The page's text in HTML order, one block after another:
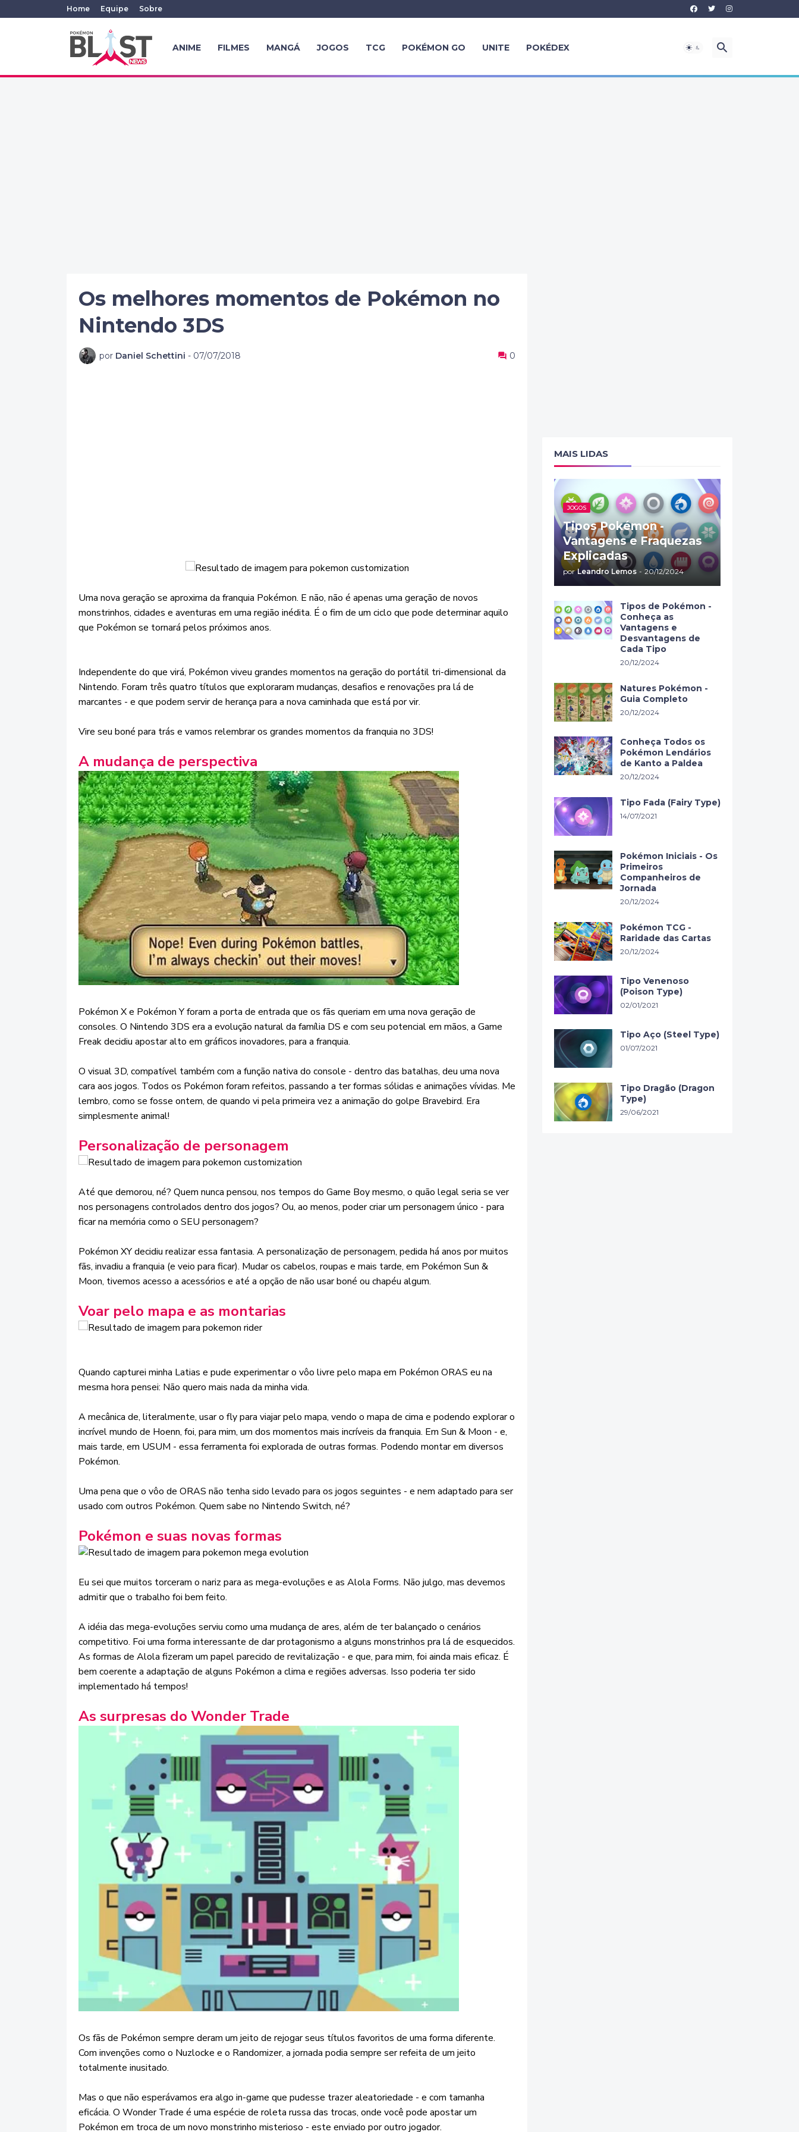
Home Equipe Sobre
ANIME FILMES MANGÁ JOGOS TCG POKÉMON GO UNITE POKÉDEX
Os melhores momentos de Pokémon no
Nintendo 3DS
por Daniel Schettini - 07/07/2018 0
Uma nova geração se aproxima da franquia Pokémon. E não, não é apenas uma geração de novos
monstrinhos, cidades e aventuras em uma região inédita. É o fim de um ciclo que pode determinar aquilo
que Pokémon se tornará pelos próximos anos.
Independente do que virá, Pokémon viveu grandes momentos na geração do portátil tri-dimensional da
Nintendo. Foram três quatro títulos que exploraram mudanças, desafios e renovações pra lá de
marcantes - e que podem servir de herança para a nova caminhada que está por vir.
Vire seu boné para trás e vamos relembrar os grandes momentos da franquia no 3DS!
A mudança de perspectiva
Pokémon X e Pokémon Y foram a porta de entrada que os fãs queriam em uma nova geração de
consoles. O Nintendo 3DS era a evolução natural da família DS e com seu potencial em mãos, a Game
Freak decidiu apostar alto em gráficos inovadores, para a franquia.
O visual 3D, compatível também com a função nativa do console - dentro das batalhas, deu uma nova
cara aos jogos. Todos os Pokémon foram refeitos, passando a ter formas sólidas e animações vívidas. Me
lembro, como se fosse ontem, de quando vi pela primeira vez a animação do golpe Bravebird. Era
simplesmente animal!
Personalização de personagem
Até que demorou, né? Quem nunca pensou, nos tempos do Game Boy mesmo, o quão legal seria se ver
nos personagens controlados dentro dos jogos? Ou, ao menos, poder criar um personagem único - para
ficar na memória como o SEU personagem?
Pokémon XY decidiu realizar essa fantasia. A personalização de personagem, pedida há anos por muitos
fãs, invadiu a franquia (e veio para ficar). Mudar os cabelos, roupas e mais tarde, em Pokémon Sun &
Moon, tivemos acesso a acessórios e até a opção de não usar boné ou chapéu algum.
Voar pelo mapa e as montarias
Quando capturei minha Latias e pude experimentar o vôo livre pelo mapa em Pokémon ORAS eu na
mesma hora pensei: Não quero mais nada da minha vida.
A mecânica de, literalmente, usar o fly para viajar pelo mapa, vendo o mapa de cima e podendo explorar o
incrível mundo de Hoenn, foi, para mim, um dos momentos mais incríveis da franquia. Em Sun & Moon - e,
mais tarde, em USUM - essa ferramenta foi explorada de outras formas. Podendo montar em diversos
Pokémon.
Uma pena que o vôo de ORAS não tenha sido levado para os jogos seguintes - e nem adaptado para ser
usado com outros Pokémon. Quem sabe no Nintendo Switch, né?
Pokémon e suas novas formas
Eu sei que muitos torceram o nariz para as mega-evoluções e as Alola Forms. Não julgo, mas devemos
admitir que o trabalho foi bem feito.
A idéia das mega-evoluções serviu como uma mudança de ares, além de ter balançado o cenários
competitivo. Foi uma forma interessante de dar protagonismo a alguns monstrinhos pra lá de esquecidos.
As formas de Alola fizeram um papel parecido de revitalização - e que, para mim, foi ainda mais eficaz. É
bem coerente a adaptação de alguns Pokémon a clima e regiões adversas. Isso poderia ter sido
implementado há tempos!
As surpresas do Wonder Trade
Os fãs de Pokémon sempre deram um jeito de rejogar seus títulos favoritos de uma forma diferente.
Com invenções como o Nuzlocke e o Randomizer, a jornada podia sempre ser refeita de um jeito
totalmente inusitado.
Mas o que não esperávamos era algo in-game que pudesse trazer aleatoriedade - e com tamanha
eficácia. O Wonder Trade é uma espécie de roleta russa das trocas, onde você pode apostar um
Pokémon em troca de um novo monstrinho misterioso - este enviado por outro jogador.
MAIS LIDAS
JOGOS
Tipos Pokémon -
Vantagens e Fraquezas
Explicadas
por Leandro Lemos - 20/12/2024
Tipos de Pokémon -
Conheça as
Vantagens e
Desvantagens de
Cada Tipo
20/12/2024
Natures Pokémon -
Guia Completo
20/12/2024
Conheça Todos os
Pokémon Lendários
de Kanto a Paldea
20/12/2024
Tipo Fada (Fairy Type)
14/07/2021
Pokémon Iniciais - Os
Primeiros
Companheiros de
Jornada
20/12/2024
Pokémon TCG -
Raridade das Cartas
20/12/2024
Tipo Venenoso
(Poison Type)
02/01/2021
Tipo Aço (Steel Type)
01/07/2021
Tipo Dragão (Dragon
Type)
29/06/2021